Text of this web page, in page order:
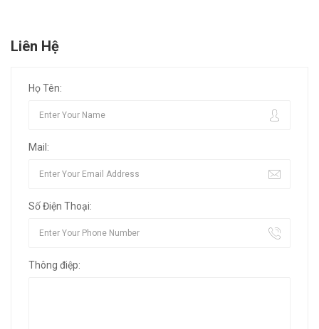
Liên Hệ
Họ Tên:
Mail:
Số Điện Thoại:
Thông điệp: